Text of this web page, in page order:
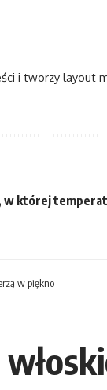
i tworzy layout
w której
w piękno